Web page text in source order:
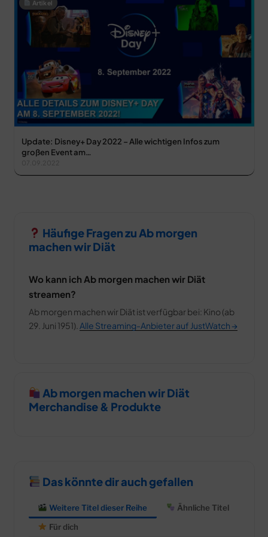
Artikel
Update: Disney+ Day 2022 – Alle wichtigen Infos zum
großen Event am…
07.09.2022
Häufige Fragen zu Ab morgen
machen wir Diät
Wo kann ich Ab morgen machen wir Diät
streamen?
Ab morgen machen wir Diät ist verfügbar bei: Kino (ab
29. Juni 1951). Alle Streaming-Anbieter auf JustWatch →
Ab morgen machen wir Diät
Merchandise & Produkte
Das könnte dir auch gefallen
Weitere Titel dieser Reihe
Ähnliche Titel
Für dich